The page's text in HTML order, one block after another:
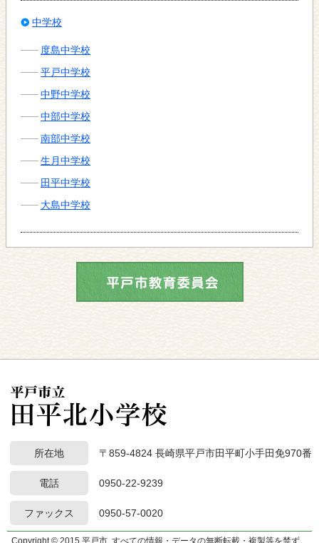
中学校
度島中学校
平戸中学校
中野中学校
中部中学校
南部中学校
生月中学校
田平中学校
大島中学校
所在地 〒859-4824 長崎県平戸市田平町小手田免970番
電話 0950-22-9239
ファックス 0950-57-0020